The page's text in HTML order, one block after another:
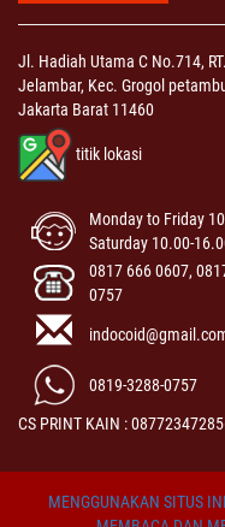
Jl. Hadiah Utama C No.714,
Jelambar, Kec. Grogol
Jakarta Barat 11460
titik lokasi
Monday to Friday
Saturday 10.00-
0817 666 0607,
0757
0819-3288-0757
CS PRINT KAIN :
MENGGUNAKAN SITUS